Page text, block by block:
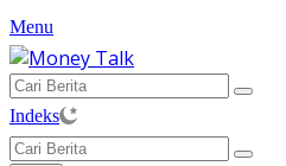
Langsung
ke
konten
Menu
Indeks